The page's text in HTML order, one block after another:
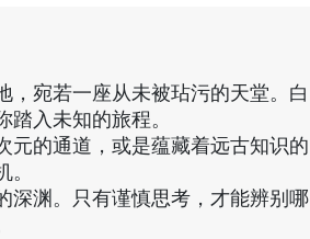
宛若一座从未被玷污的天堂。白
入未知的旅程。
元的通道，或是蕴藏着远古知识的
深渊。只有谨慎思考，才能辨别哪